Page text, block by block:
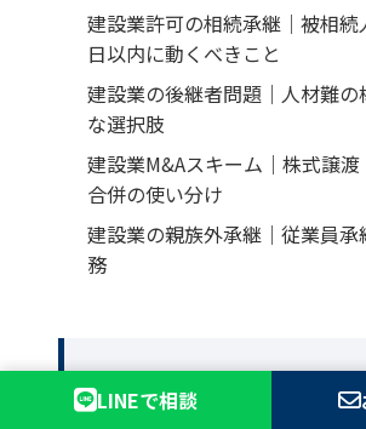
建設業許可の相続承継｜被相続
日以内に動くべきこと
建設業の後継者問題｜人材難の
な選択肢
建設業M&Aスキーム｜株式譲渡
合併の使い分け
建設業の親族外承継｜従業員承
務
参考リンク
LINEで相談